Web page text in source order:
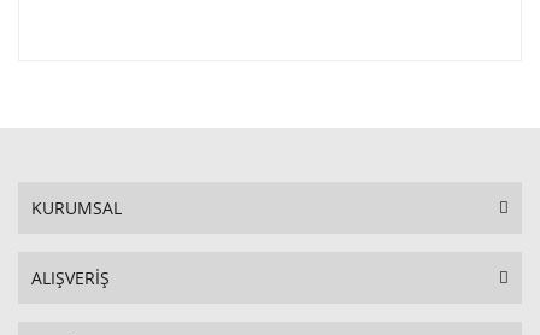
KURUMSAL
ALIŞVERİŞ